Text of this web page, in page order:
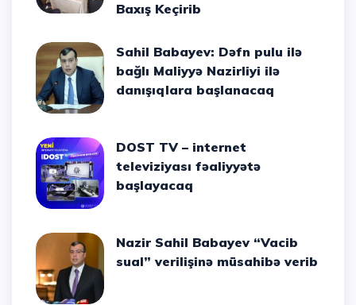
Baxış Keçirib
Sahil Babayev: Dəfn pulu ilə
bağlı Maliyyə Nazirliyi ilə
danışıqlara başlanacaq
DOST TV – internet
televiziyası fəaliyyətə
başlayacaq
Nazir Sahil Babayev “Vacib
sual” verilişinə müsahibə verib